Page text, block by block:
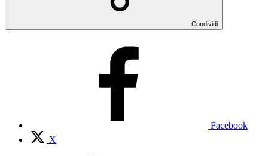
Condividi
Facebook
X